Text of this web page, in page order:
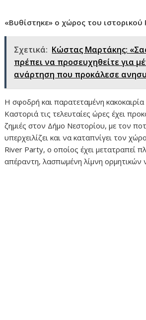
«Βυθίστηκε» ο χώρος του ιστορικού
Σχετικά: Κώστας Μαρτάκης:
πρέπει να προσευχηθείτε για
ανάρτηση που προκάλεσε
Η σφοδρή και παρατεταμένη
Καστοριά τις τελευταίες ώρες έχει
ζημιές στον Δήμο Νεστορίου, με τον
υπερχειλίζει και να καταπνίγει τον
River Party, ο οποίος έχει μετατραπεί
απέραντη, λασπωμένη λίμνη ορμητικών